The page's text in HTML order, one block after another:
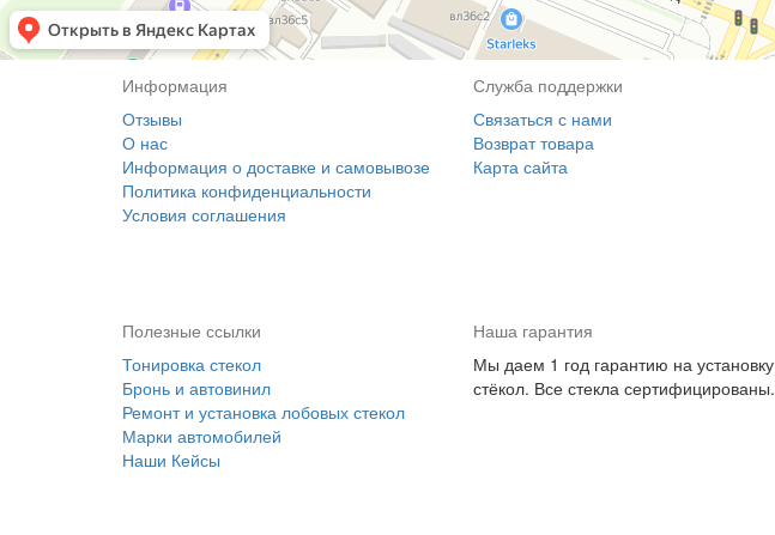
Информация
Отзывы
О нас
Информация о доставке и самовывозе
Политика конфиденциальности
Условия соглашения
Служба поддержки
Связаться с нами
Возврат товара
Карта сайта
Полезные ссылки
Тонировка стекол
Бронь и автовинил
Ремонт и установка лобовых стекол
Марки автомобилей
Наши Кейсы
Наша гарантия
Мы даем 1 год гарантию на установку
стёкол. Все стекла сертифицированы.